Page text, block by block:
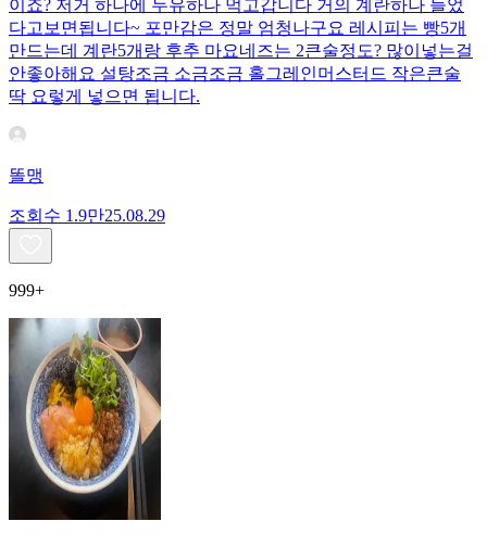
이죠? 저거 하나에 두유하나 먹고갑니다 거의 계란하나 들었
다고보면됩니다~ 포만감은 정말 엄청나구요 레시피는 빵5개
만드는데 계란5개랑 후추 마요네즈는 2큰술정도? 많이넣는걸
안좋아해요 설탕조금 소금조금 홀그레인머스터드 작은큰술
딱 요렇게 넣으면 됩니다.
똘맹
조회수 1.9만25.08.29
999+